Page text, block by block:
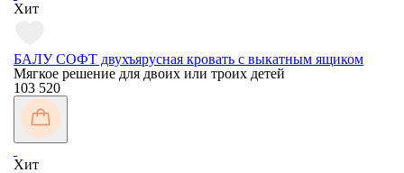
Хит
БАЛУ СОФТ двухъярусная кровать с выкатным ящиком
Мягкое решение для двоих или троих детей
103 520
Хит